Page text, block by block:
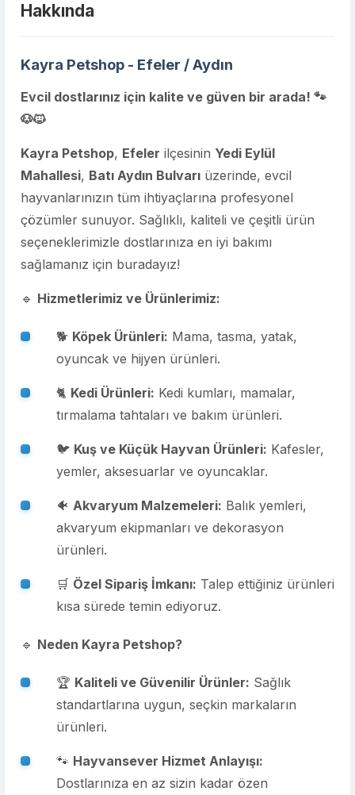
Hakkında
Kayra Petshop - Efeler / Aydın
Evcil dostlarınız için kalite ve güven bir arada! 🐾
🐶🐱
Kayra Petshop, Efeler ilçesinin Yedi Eylül
Mahallesi, Batı Aydın Bulvarı üzerinde, evcil
hayvanlarınızın tüm ihtiyaçlarına profesyonel
çözümler sunuyor. Sağlıklı, kaliteli ve çeşitli ürün
seçeneklerimizle dostlarınıza en iyi bakımı
sağlamanız için buradayız!
🔹 Hizmetlerimiz ve Ürünlerimiz:
🐕 Köpek Ürünleri: Mama, tasma, yatak,
oyuncak ve hijyen ürünleri.
🐈 Kedi Ürünleri: Kedi kumları, mamalar,
tırmalama tahtaları ve bakım ürünleri.
🐦 Kuş ve Küçük Hayvan Ürünleri: Kafesler,
yemler, aksesuarlar ve oyuncaklar.
🐠 Akvaryum Malzemeleri: Balık yemleri,
akvaryum ekipmanları ve dekorasyon
ürünleri.
🛒 Özel Sipariş İmkanı: Talep ettiğiniz ürünleri
kısa sürede temin ediyoruz.
🔹 Neden Kayra Petshop?
🏆 Kaliteli ve Güvenilir Ürünler: Sağlık
standartlarına uygun, seçkin markaların
ürünleri.
🐾 Hayvansever Hizmet Anlayışı:
Dostlarınıza en az sizin kadar özen